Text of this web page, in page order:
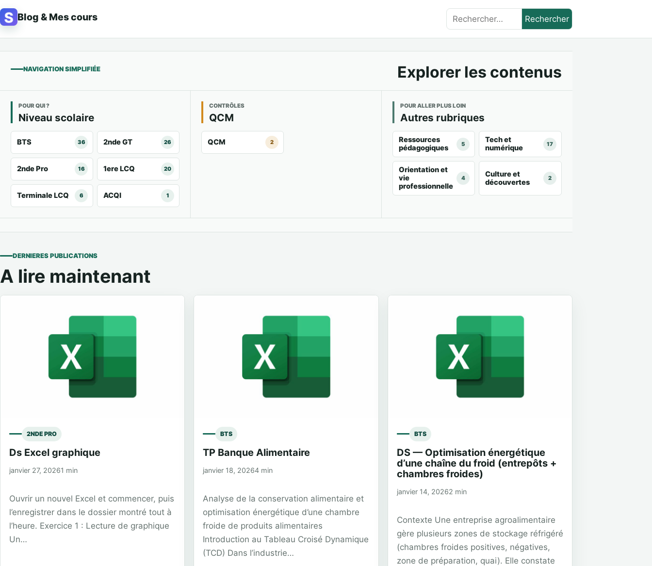
Aller au contenu
Blog & Mes cours Rechercher :
NAVIGATION SIMPLIFIÉE Explorer les contenus
POUR QUI ?
Niveau scolaire
BTS 36 2nde GT 26
2nde Pro 16 1ere LCQ 20
Terminale LCQ 6 ACQI 1
CONTRÔLES
QCM
QCM 2
POUR ALLER PLUS LOIN
Autres rubriques
Ressources
pédagogiques
5
Tech et
numérique
17
Orientation et
vie
professionnelle
4
Culture et
découvertes
2
DERNIERES PUBLICATIONS
A lire maintenant
2NDE PRO
Ds Excel graphique
janvier 27, 20261 min
Ouvrir un nouvel Excel et commencer, puis
l’enregistrer dans le dossier montré tout à
l’heure. Exercice 1 : Lecture de graphique
Un…
BTS
TP Banque Alimentaire
janvier 18, 20264 min
Analyse de la conservation alimentaire et
optimisation énergétique d’une chambre
froide de produits alimentaires
Introduction au Tableau Croisé Dynamique
(TCD) Dans l’industrie…
BTS
DS — Optimisation énergétique
d’une chaîne du froid (entrepôts +
chambres froides)
janvier 14, 20262 min
Contexte Une entreprise agroalimentaire
gère plusieurs zones de stockage réfrigéré
(chambres froides positives, négatives,
zone de préparation, quai). Elle constate